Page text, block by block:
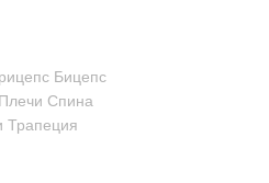
Бицепс
Плечи Спина
Трапеция